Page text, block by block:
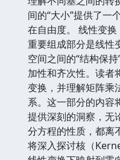
间的“大小”提供了一
在自由度。 线性变
重要组成部分是线性
空间之间的“结构保
加性和齐次性。读者
变换，并理解矩阵乘
系。这一部分的内容
提供深刻的洞察，无
分方程的性质，都离
将深入探讨核（